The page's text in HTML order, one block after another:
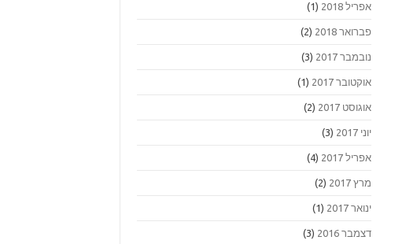
אפריל 2018 (1)
פברואר 2018 (2)
נובמבר 2017 (3)
אוקטובר 2017 (1)
אוגוסט 2017 (2)
יוני 2017 (3)
אפריל 2017 (4)
מרץ 2017 (2)
ינואר 2017 (1)
דצמבר 2016 (3)